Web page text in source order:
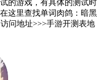
的游戏，有具体的测试时
这里查找单词肉鸽：暗黑
问地址>>>手游开测表地